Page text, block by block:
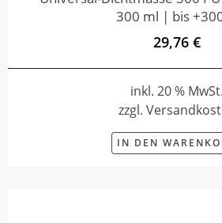
300 ml | bis
29,76 €
inkl. 20 % MwSt.
zzgl.
IN DEN